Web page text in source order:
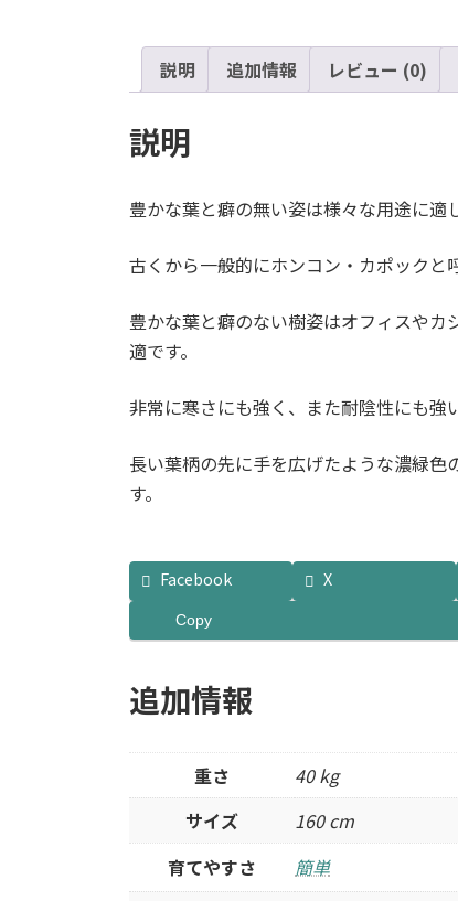
説明 追加情報 レビュー (0)
説明
豊かな葉と癖の無い姿は様々な用途に適
古くから一般的にホンコン・カポックと
豊かな葉と癖のない樹姿はオフィスや
適です。
非常に寒さにも強く、また耐陰性にも強
長い葉柄の先に手を広げたような濃緑
す。
Facebook X
Copy
追加情報
重さ
40 kg
サイズ
160 cm
育てやすさ
簡単